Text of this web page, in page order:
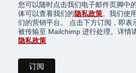
您可以随时点击我们电子邮件页脚中
体可以查看我们的隐私政策。我们使
们的营销平台。 点击下方订阅，即表
被传输至 Mailchimp 进行处理。详情
隐私政策